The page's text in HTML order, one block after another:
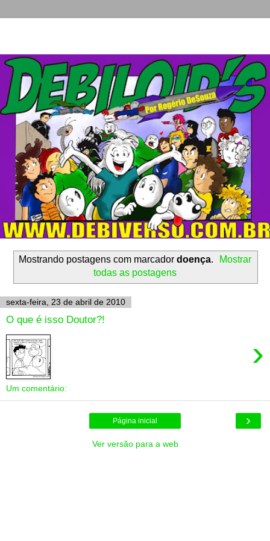
Mostrando postagens com marcador doença.
Mostrar
todas as postagens
sexta-feira, 23 de abril de 2010
O que é isso Doutor?!
›
Um comentário:
›
Página inicial
Ver versão para a web